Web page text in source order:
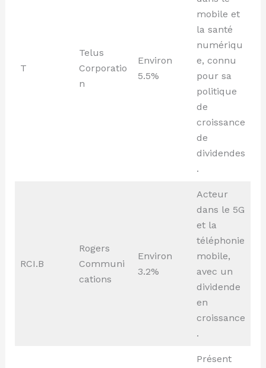
T
Telus
Corporatio
n
Environ
5.5%
mobile et
la santé
numériqu
e, connu
pour sa
politique
de
croissance
de
dividendes
.
RCI.B
Rogers
Communi
cations
Environ
3.2%
Acteur
dans le 5G
et la
téléphonie
mobile,
avec un
dividende
en
croissance
.
Présent